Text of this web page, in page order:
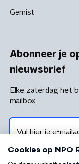
Gemist
Abonneer je
nieuwsbrief
Elke zaterdag het
mailbox